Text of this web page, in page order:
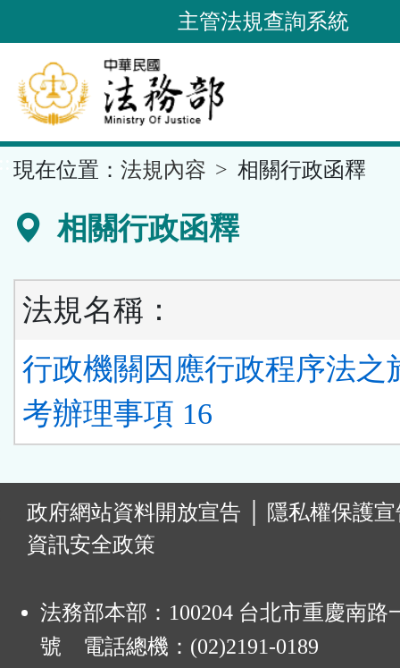
到
要
內
容
區
主管法規查詢系統
現在位置： 法規內容 相關行政函釋
相關行政函釋
法規名稱：
行政機關因應行政程序法之
考辦理事項 16
政府網站資料開放宣告
隱私權保護
資訊安全政策
法務部本部：100204 台北市重慶南路
號 電話總機：(02)2191-0189